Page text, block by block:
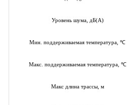
Уровень шума, дБ(А)
Мин. поддерживаемая температура, ℃
Макс. поддерживаемая температура, ℃
Макс длина трассы, м